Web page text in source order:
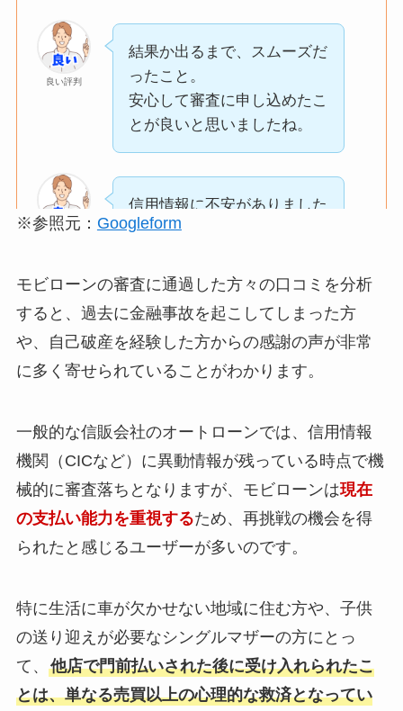
つか提案してもらえ
ました。
年式や走行距離の説
明もあり、
状態を把握した上で
選べたのは良かった
です。
良い評判
希望の車があまりな
かったのはありまし
たが、
自分が知らない車を
教えてもらい、
と思いました。
問い合わせをした際
のレスポンスが早
く、
つ一つ丁寧に
対応してもらえたの
が印象的でした。
手続きもスムーズ
で、
信用情報に少し不安があった
ため
正直審査が通るか心配でした
が、
事前に丁寧な説明があり、
どのような流れで進むのかを
理解した上で
す。
実際の審査結果も想像してい
無駄に待たされることがなく
安心できました。
入できたので、
とても助かりました。
信用情報に問題があっても、
審査の申し込みができたの
一安心しました。
また、信頼回復もできて良か
った。
良い評判
結果か出るまで、スムーズだ
ったこと。
安心して審査に申し込めたこ
とが良いと思いましたね。
良い評判
信用情報に不安がありました
が、
てくれ、
無理のない条件で審査を進め
てもらえました。
結果も早く、安心して申し込
めたのが良かったです。
良い評判
過去にクレジットやローンで
不安があったため
審査が一番心配でしたが、
状況を丁寧にヒアリングして
もらえたことで
ました。
結果が出るまでのスピードも
早く、
無駄に不安な時間が長引かな
かったのも良かったです。
※参照元： Googleform
モビローンの審査に通過した方々の口コミを分析
すると、過去に金融事故を起こしてしまった方
や、自己破産を経験した方からの感謝の声が非常
に多く寄せられていることがわかります。
一般的な信販会社のオートローンでは、信用情報
機関（CICなど）に異動情報が残っている時点で機
械的に審査落ちとなりますが、モビローンは現在
の支払い能力を重視するため、再挑戦の機会を得
られたと感じるユーザーが多いのです。
特に生活に車が欠かせない地域に住む方や、子供
の送り迎えが必要なシングルマザーの方にとっ
て、 他店で門前払いされた後に受け入れられたこ
とは、単なる売買以上の心理的な救済となってい